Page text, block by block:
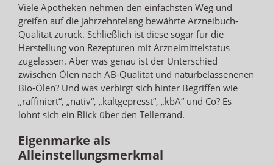
Viele Apotheken nehmen den einfachsten Weg und
greifen auf die jahrzehntelang bewährte Arzneibuch-
Qualität zurück. Schließlich ist diese sogar für die
Herstellung von Rezepturen mit Arzneimittelstatus
zugelassen. Aber was genau ist der Unterschied
zwischen Ölen nach AB-Qualität und naturbelassenenen
Bio-Ölen? Und was verbirgt sich hinter Begriffen wie
„raffiniert“, „nativ“, „kaltgepresst“, „kbA“ und Co? Es
lohnt sich ein Blick über den Tellerrand.
Eigenmarke als
Alleinstellungsmerkmal